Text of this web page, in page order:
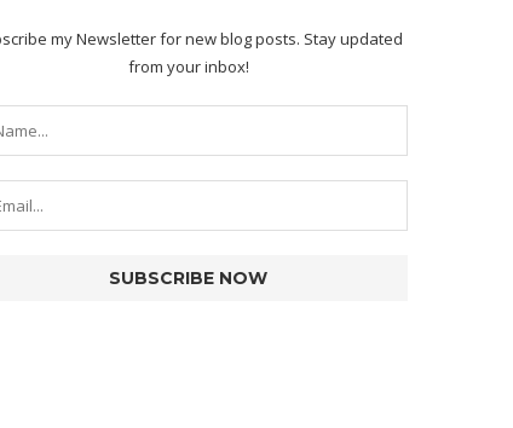
my Newsletter for new blog posts. Stay updated
from your inbox!